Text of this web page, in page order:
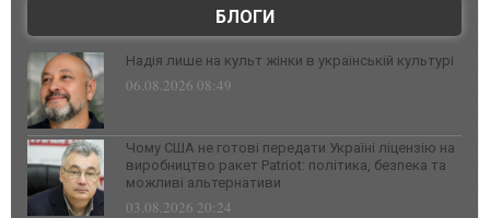
БЛОГИ
Надія лише на культ жінки в українській культурі
06.08.2026 08:49
Чому США не готові передати Україні ліцензію на
виробництво ракет Patriot: політика, безпека та
можливі альтернативи
03.08.2026 20:24